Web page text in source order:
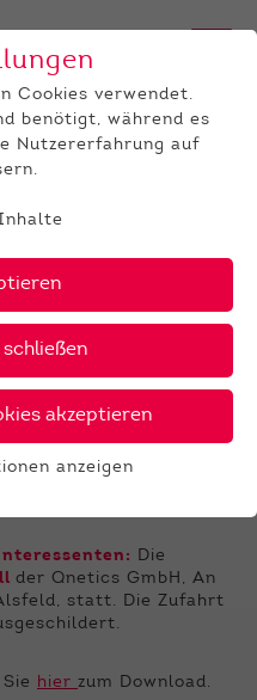
Alsfeld am
Zuchtviehauktion für
Die
der Qnetics GmbH, An
statt. Die Zufahrt
hier zum Download.
Cookies verwendet.
benötigt, während es
Nutzererfahrung auf
akzeptieren
einwandfrei
anzeigen
anzeigen